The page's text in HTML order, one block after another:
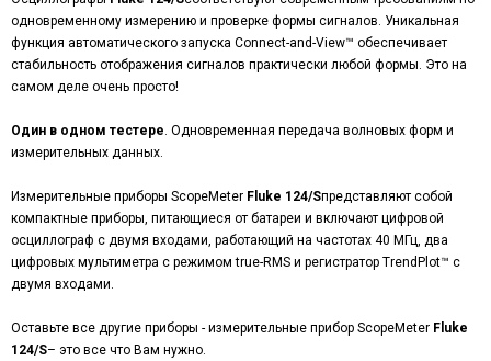
одновременному измерению и проверке формы сигналов. Уникальная
функция автоматического запуска Connect-and-View™ обеспечивает
стабильность отображения сигналов практически любой формы. Это на
самом деле очень просто!
Один в одном тестере. Одновременная передача волновых форм и
измерительных данных.
Измерительные приборы ScopeMeter Fluke 124/Sпредставляют собой
компактные приборы, питающиеся от батареи и включают цифровой
осциллограф с двумя входами, работающий на частотах 40 МГц, два
цифровых мультиметра с режимом true-RMS и регистратор TrendPlot™ с
двумя входами.
Оставьте все другие приборы - измерительные прибор ScopeMeter Fluke
124/S– это все что Вам нужно.